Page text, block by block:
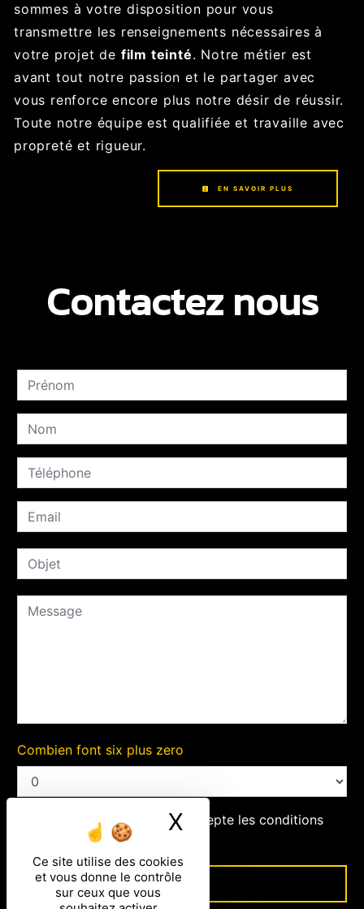
Ce site utilise des cookies
et vous donne le contrôle
sur ceux que vous
X Masquer le
sommes à votre disposition pour vous
transmettre les renseignements nécessaires à
votre projet de film teinté. Notre métier est
avant tout notre passion et le partager avec
vous renforce encore plus notre désir de réussir.
Toute notre équipe est qualifiée et travaille avec
propreté et rigueur.
EN SAVOIR PLUS
Contactez nous
Combien font six plus zero
En cochant cette case, j'accepte les conditions
particulières ci-dessous **
ENVOYER